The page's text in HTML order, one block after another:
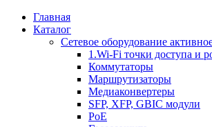
Главная
Каталог
Сетевое оборудование
1.Wi-Fi точки доступа и
Коммутаторы
Маршрутизаторы
Медиаконвертеры
SFP, XFP, GBIC модули
PoE